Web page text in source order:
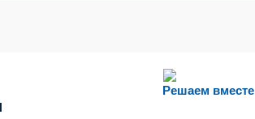
Решаем вместе